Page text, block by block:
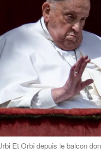
Et Orbi depuis le balcon